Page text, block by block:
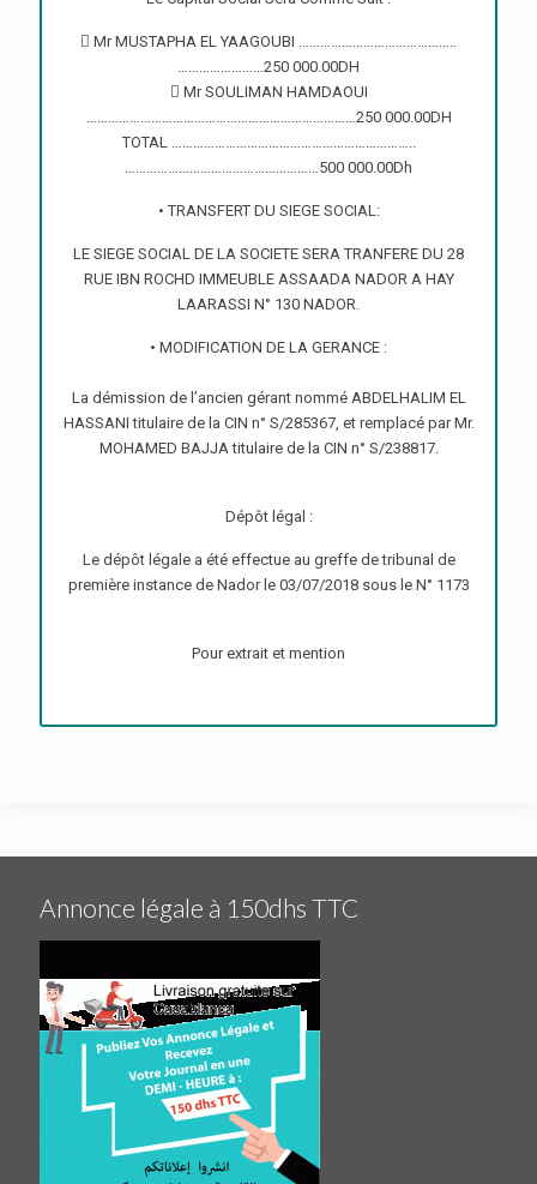
 Mr MUSTAPHA EL YAAGOUBI ……………………………………..
……………………250 000.00DH
 Mr SOULIMAN HAMDAOUI
…………………………………………………………………250 000.00DH
TOTAL …………………………………………………………..
………………………………………………500 000.00Dh
• TRANSFERT DU SIEGE SOCIAL:
LE SIEGE SOCIAL DE LA SOCIETE SERA TRANFERE DU 28
RUE IBN ROCHD IMMEUBLE ASSAADA NADOR A HAY
LAARASSI N° 130 NADOR.
• MODIFICATION DE LA GERANCE :
La démission de l’ancien gérant nommé ABDELHALIM EL
HASSANI titulaire de la CIN n° S/285367, et remplacé par Mr.
MOHAMED BAJJA titulaire de la CIN n° S/238817.
Dépôt légal :
Le dépôt légale a été effectue au greffe de tribunal de
première instance de Nador le 03/07/2018 sous le N° 1173
Pour extrait et mention
Annonce légale à 150dhs TTC